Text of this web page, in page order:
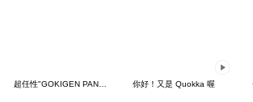
你好！又是 Quokka 喔